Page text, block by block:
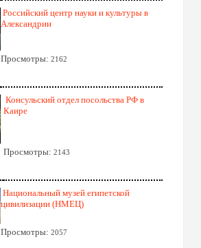
Российский центр науки и культуры в
Александрии
Просмотры: 2162
Консульский отдел посольства РФ в
Каире
Просмотры: 2143
Национальный музей египетской
цивилизации (НМЕЦ)
Просмотры: 2057